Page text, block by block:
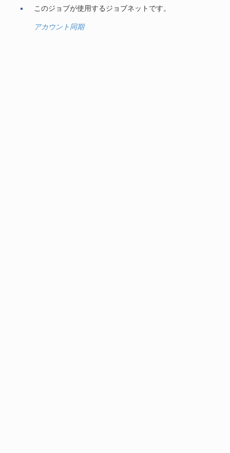
このジョブが使用するジョブネットです。
アカウント同期